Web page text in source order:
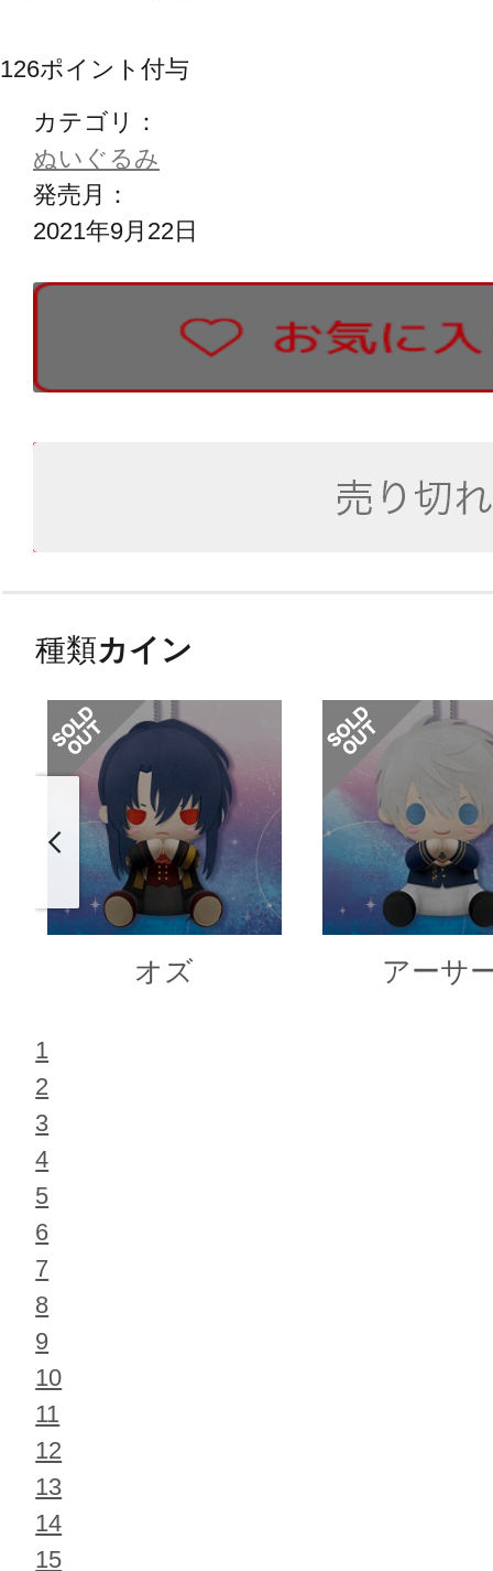
126ポイント付与
カテゴリ：
ぬいぐるみ
発売月：
2021年9月22日
種類カイン
オズ アーサ
1
2
3
4
5
6
7
8
9
10
11
12
13
14
15